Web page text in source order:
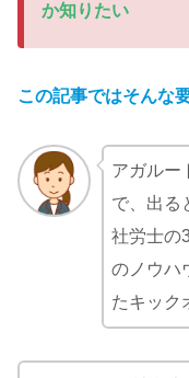
か知りたい
この記事ではそんな
アガルー
で、出る
社労士の
のノウハ
たキック